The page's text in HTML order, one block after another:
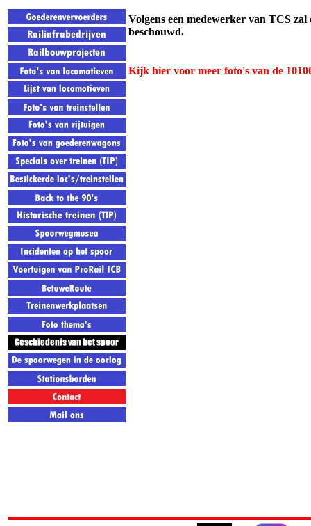
Volgens een medewerker van TCS
beschouwd.
Kijk hier voor meer foto's van de